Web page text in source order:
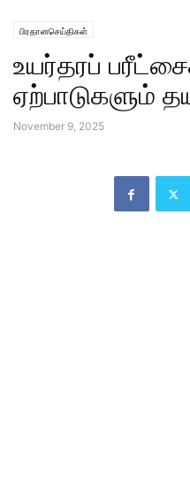
பிரதானசெய்திகள்
உயர்தரப்
ஏற்பாடுகளும்
November 9, 2025